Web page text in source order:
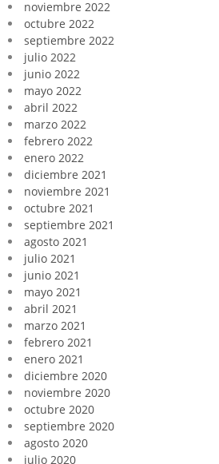
noviembre 2022
octubre 2022
septiembre 2022
julio 2022
junio 2022
mayo 2022
abril 2022
marzo 2022
febrero 2022
enero 2022
diciembre 2021
noviembre 2021
octubre 2021
septiembre 2021
agosto 2021
julio 2021
junio 2021
mayo 2021
abril 2021
marzo 2021
febrero 2021
enero 2021
diciembre 2020
noviembre 2020
octubre 2020
septiembre 2020
agosto 2020
julio 2020